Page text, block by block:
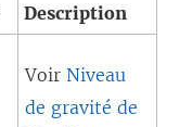
Description
Voir Niveau
de gravité de